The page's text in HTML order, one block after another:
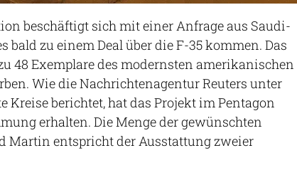
beschäftigt sich mit einer Anfrage aus Saudi-
bald zu einem Deal über die F-35 kommen. Das
48 Exemplare des modernsten amerikanischen
Wie die Nachrichtenagentur Reuters unter
Kreise berichtet, hat das Projekt im Pentagon
erhalten. Die Menge der gewünschten
Martin entspricht der Ausstattung zweier